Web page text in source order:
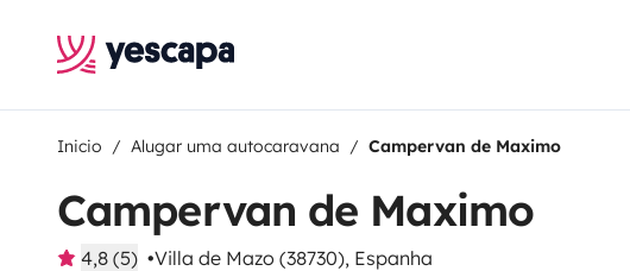
Inicio Alugar uma autocaravana Campervan de Maximo
Campervan de Maximo
4,8 (5) Villa de Mazo (38730), Espanha